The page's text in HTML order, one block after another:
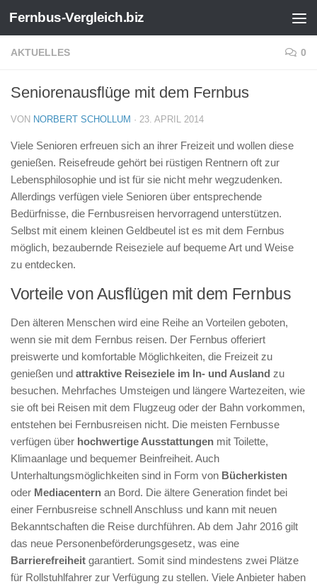
Zum Inhalt springen
Fernbus-Vergleich.biz
AKTUELLES 0
Seniorenausflüge mit dem Fernbus
VON NORBERT SCHOLLUM · 23. APRIL 2014
Viele Senioren erfreuen sich an ihrer Freizeit und wollen diese
genießen. Reisefreude gehört bei rüstigen Rentnern oft zur
Lebensphilosophie und ist für sie nicht mehr wegzudenken.
Allerdings verfügen viele Senioren über entsprechende
Bedürfnisse, die Fernbusreisen hervorragend unterstützen.
Selbst mit einem kleinen Geldbeutel ist es mit dem Fernbus
möglich, bezaubernde Reiseziele auf bequeme Art und Weise
zu entdecken.
Vorteile von Ausflügen mit dem Fernbus
Den älteren Menschen wird eine Reihe an Vorteilen geboten,
wenn sie mit dem Fernbus reisen. Der Fernbus offeriert
preiswerte und komfortable Möglichkeiten, die Freizeit zu
genießen und attraktive Reiseziele im In- und Ausland zu
besuchen. Mehrfaches Umsteigen und längere Wartezeiten, wie
sie oft bei Reisen mit dem Flugzeug oder der Bahn vorkommen,
entstehen bei Fernbusreisen nicht. Die meisten Fernbusse
verfügen über hochwertige Ausstattungen mit Toilette,
Klimaanlage und bequemer Beinfreiheit. Auch
Unterhaltungsmöglichkeiten sind in Form von Bücherkisten
oder Mediacentern an Bord. Die ältere Generation findet bei
einer Fernbusreise schnell Anschluss und kann mit neuen
Bekanntschaften die Reise durchführen. Ab dem Jahr 2016 gilt
das neue Personenbeförderungsgesetz, was eine
Barrierefreiheit garantiert. Somit sind mindestens zwei Plätze
für Rollstuhlfahrer zur Verfügung zu stellen. Viele Anbieter haben